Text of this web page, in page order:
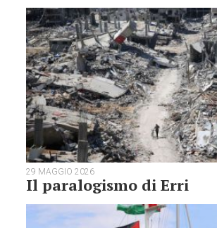
29 MAGGIO 2026
Il paralogismo di Erri